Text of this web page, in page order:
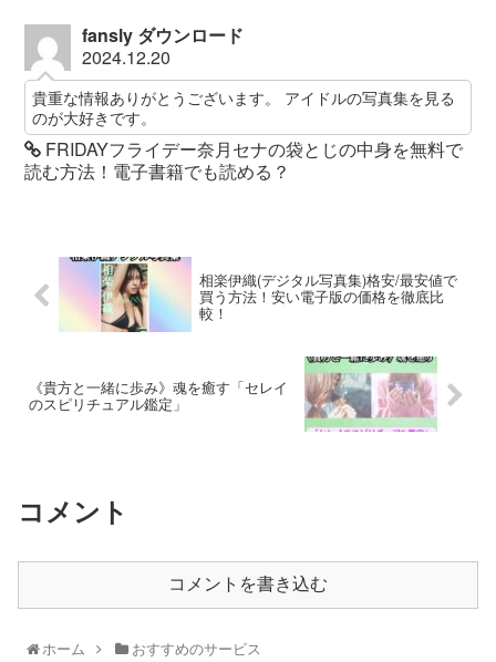
fansly ダウンロード
2024.12.20
貴重な情報ありがとうございます。 アイドルの写真集を見る
のが大好きです。
FRIDAYフライデー奈月セナの袋とじの中身を無料で
読む方法！電子書籍でも読める？
相楽伊織(デジタル写真集)格安/最安値で
買う方法！安い電子版の価格を徹底比
較！
《貴方と一緒に歩み》魂を癒す「セレイ
のスピリチュアル鑑定」
コメント
コメントを書き込む
ホーム おすすめのサービス